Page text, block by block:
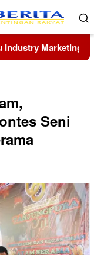
Tricakti Beri
Seni